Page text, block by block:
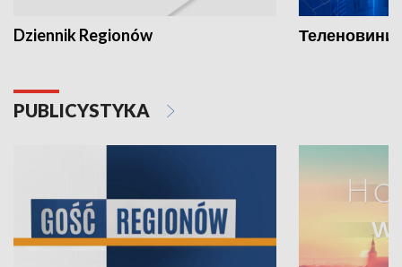
Dziennik Regionów Теленовини
PUBLICYSTYKA